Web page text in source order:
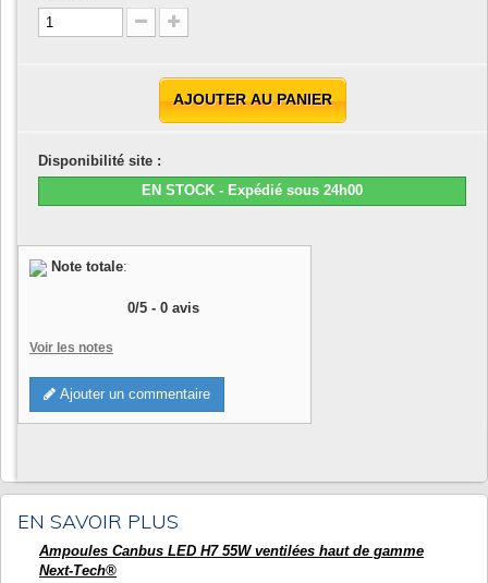
AJOUTER AU PANIER
Disponibilité site :
EN STOCK - Expédié sous 24h00
Note totale:
0/5 - 0 avis
Voir les notes
Ajouter un commentaire
EN SAVOIR PLUS
Ampoules Canbus LED H7 55W ventilées haut de gamme
Next-Tech®